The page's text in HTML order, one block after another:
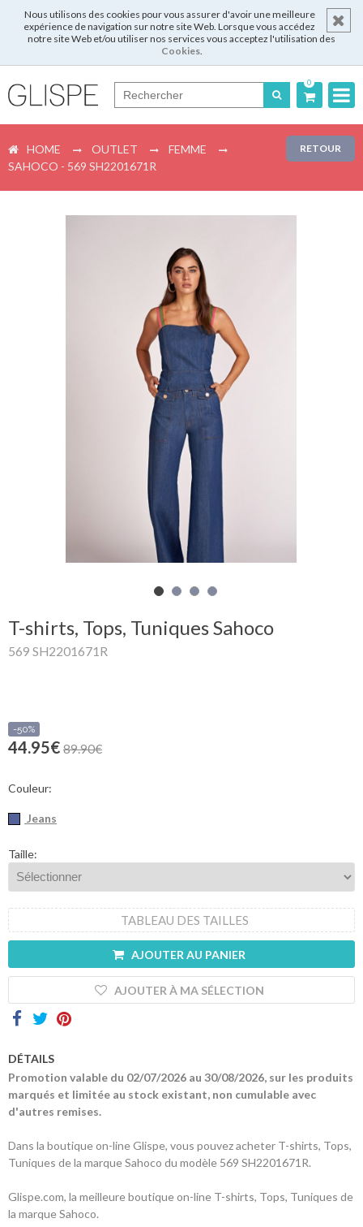
Nous utilisons des cookies pour vous assurer d'avoir une meilleure
expérience de navigation sur notre site Web. Lorsque vous accédez
notre site Web et/ou utiliser nos services vous acceptez l'utilisation des
Cookies.
0
English
Español
Enregistrer
Glispe
Femme
Homme
RETOUR
HOME OUTLET
FEMME
SAHOCO - 569 SH2201671R
T-shirts, Tops, Tuniques Sahoco
569 SH2201671R
-50%
44.95€ 89.90€
Couleur:
Jeans
Taille:
TABLEAU DES TAILLES
AJOUTER AU PANIER
AJOUTER À MA SÉLECTION
DÉTAILS
Promotion valable du 02/07/2026 au 30/08/2026, sur les produits
marqués et limitée au stock existant, non cumulable avec
d'autres remises.
Dans la boutique on-line Glispe, vous pouvez acheter T-shirts, Tops,
Tuniques de la marque Sahoco du modèle 569 SH2201671R.
Glispe.com, la meilleure boutique on-line T-shirts, Tops, Tuniques de
la marque Sahoco.